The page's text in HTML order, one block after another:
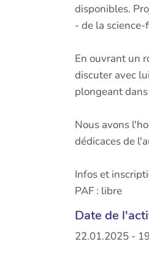
disponibles.
- de la
En ouvrant un
discuter avec
plongeant
Nous avons
dédicaces de
Infos et
PAF : libre
Date de
22.01.2025 -